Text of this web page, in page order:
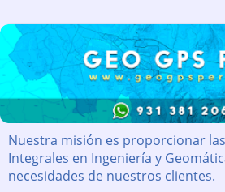
Nuestra misión es proporcionar
Integrales en Ingeniería y
necesidades de nuestros clientes.